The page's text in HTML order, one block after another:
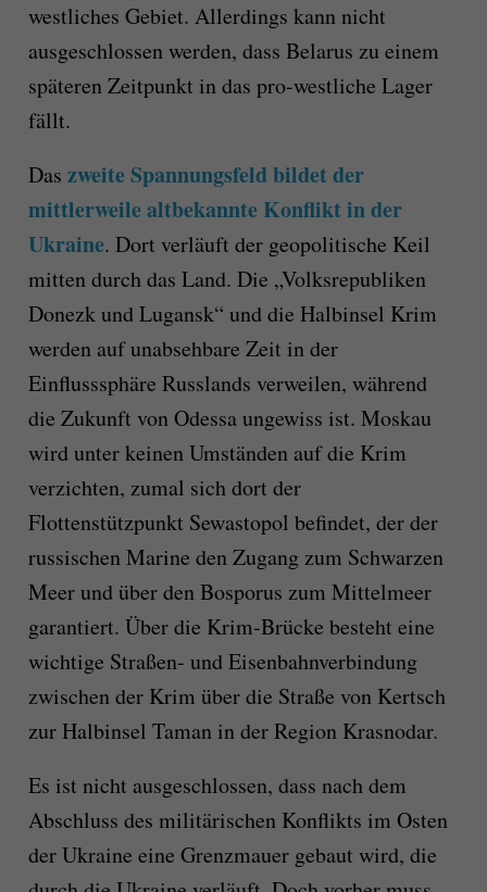
westliches Gebiet. Allerdings kann nicht
ausgeschlossen werden, dass Belarus zu einem
späteren Zeitpunkt in das pro-westliche Lager
fällt.
Das zweite Spannungsfeld bildet der
mittlerweile altbekannte Konflikt in der
Ukraine. Dort verläuft der geopolitische Keil
mitten durch das Land. Die „Volksrepubliken
Donezk und Lugansk“ und die Halbinsel Krim
werden auf unabsehbare Zeit in der
Einflusssphäre Russlands verweilen, während
die Zukunft von Odessa ungewiss ist. Moskau
wird unter keinen Umständen auf die Krim
verzichten, zumal sich dort der
Flottenstützpunkt Sewastopol befindet, der der
russischen Marine den Zugang zum Schwarzen
Meer und über den Bosporus zum Mittelmeer
garantiert. Über die Krim-Brücke besteht eine
wichtige Straßen- und Eisenbahnverbindung
zwischen der Krim über die Straße von Kertsch
zur Halbinsel Taman in der Region Krasnodar.
Es ist nicht ausgeschlossen, dass nach dem
Abschluss des militärischen Konflikts im Osten
der Ukraine eine Grenzmauer gebaut wird, die